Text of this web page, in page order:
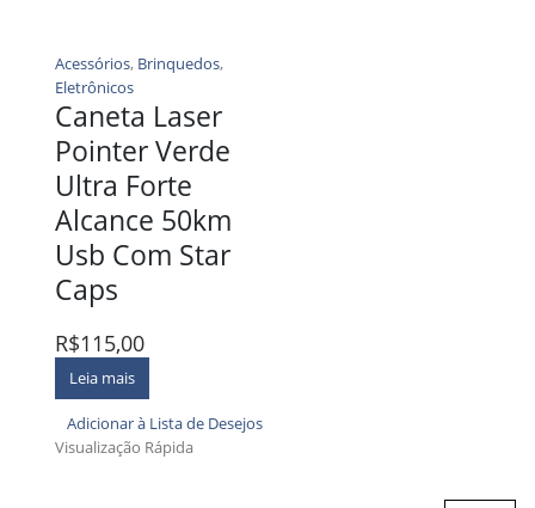
Acessórios, Brinquedos,
Eletrônicos
Caneta Laser
Pointer Verde
Ultra Forte
Alcance 50km
Usb Com Star
Caps
R$115,00
Leia mais
Adicionar à Lista de Desejos
Visualização Rápida